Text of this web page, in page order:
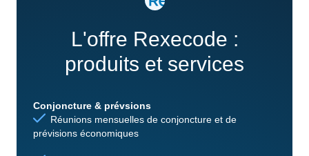
L'offre Rexecode :
produits et services
Conjoncture & prévsions
Réunions mensuelles de conjoncture et de
prévisions économiques